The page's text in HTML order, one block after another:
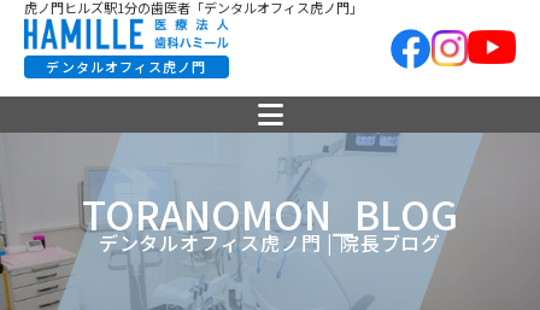
虎ノ門ヒルズ駅1分の歯医者「デンタルオフィス虎ノ門」
デンタルオフィス虎ノ門
TORANOMON_BLOG
デンタルオフィス虎ノ門 | 院長ブログ